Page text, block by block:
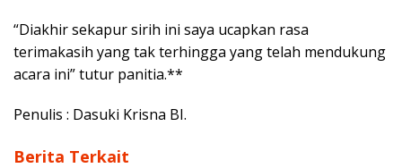
“Diakhir sekapur sirih ini saya ucapkan rasa
terimakasih yang tak terhingga yang telah mendukung
acara ini” tutur panitia.**
Penulis : Dasuki Krisna BI.
Berita Terkait